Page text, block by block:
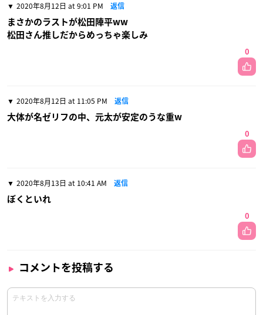
2020年8月12日 at 9:01 PM 返信
まさかのラストが松田陣平ww
松田さん推しだからめっちゃ楽しみ
0
2020年8月12日 at 11:05 PM 返信
大体が名ゼリフの中、元太が安定のうな重w
0
2020年8月13日 at 10:41 AM 返信
ぼくといれ
0
コメントを投稿する